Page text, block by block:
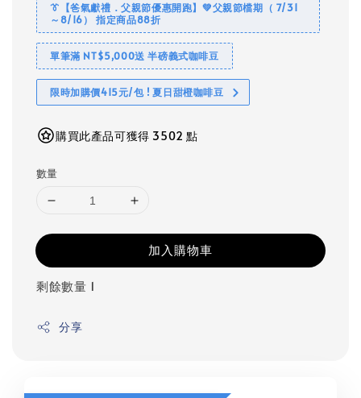
👔【爸氣獻禮．父親節優惠開跑】💚父親節檔期（ 7/31
～8/16） 指定商品88折
單筆滿 NT$5,000送 半磅義式咖啡豆
限時加購價415元/包 ! 夏日甜橙咖啡豆
購買此產品可獲得 3502 點
數量
加入購物車
剩餘數量 1
分享